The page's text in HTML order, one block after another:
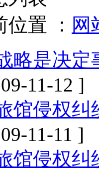
位置 ： 网
略是决定
11-12 ]
馆侵权纠
11-11 ]
馆侵权纠